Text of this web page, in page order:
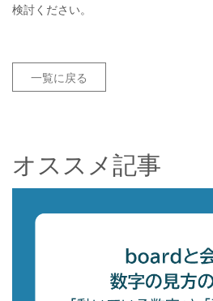
検討ください。
一覧に戻る
オススメ記事